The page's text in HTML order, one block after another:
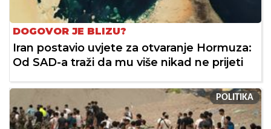
DOGOVOR JE BLIZU?
Iran postavio uvjete za otvaranje Hormuza:
Od SAD-a traži da mu više nikad ne prijeti
POLITIKA